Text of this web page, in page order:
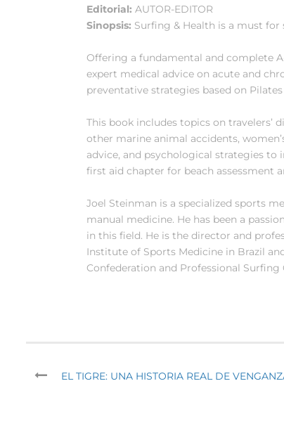
Editorial: AUTOR-EDITOR
Sinopsis: Surfing & Health is a must
Offering a fundamental and complete
expert medical advice on acute and
preventative strategies based on
This book includes topics on travelers’
other marine animal accidents,
advice, and psychological strategies to
first aid chapter for beach assessment
Joel Steinman is a specialized sports
manual medicine. He has been a
in this field. He is the director and
Institute of Sports Medicine in Brazil
Confederation and Professional
EL TIGRE: UNA HISTORIA REAL DE